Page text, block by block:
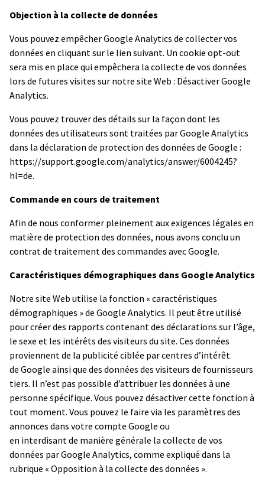
Objection à la collecte de données
Vous pouvez empêcher Google Analytics de collecter vos
données en cliquant sur le lien suivant. Un cookie opt-out
sera mis en place qui empêchera la collecte de vos données
lors de futures visites sur notre site Web : Désactiver Google
Analytics.
Vous pouvez trouver des détails sur la façon dont les
données des utilisateurs sont traitées par Google Analytics
dans la déclaration de protection des données de Google :
https://support.google.com/analytics/answer/6004245?
hl=de.
Commande en cours de traitement
Afin de nous conformer pleinement aux exigences légales en
matière de protection des données, nous avons conclu un
contrat de traitement des commandes avec Google.
Caractéristiques démographiques dans Google Analytics
Notre site Web utilise la fonction « caractéristiques
démographiques » de Google Analytics. Il peut être utilisé
pour créer des rapports contenant des déclarations sur l’âge,
le sexe et les intérêts des visiteurs du site. Ces données
proviennent de la publicité ciblée par centres d’intérêt
de Google ainsi que des données des visiteurs de fournisseurs
tiers. Il n’est pas possible d’attribuer les données à une
personne spécifique. Vous pouvez désactiver cette fonction à
tout moment. Vous pouvez le faire via les paramètres des
annonces dans votre compte Google ou
en interdisant de manière générale la collecte de vos
données par Google Analytics, comme expliqué dans la
rubrique « Opposition à la collecte des données ».